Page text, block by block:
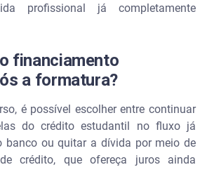
profissional já completamente
financiamento
a formatura?
é possível escolher entre continuar
do crédito estudantil no fluxo já
banco ou quitar a dívida por meio de
crédito, que ofereça juros ainda